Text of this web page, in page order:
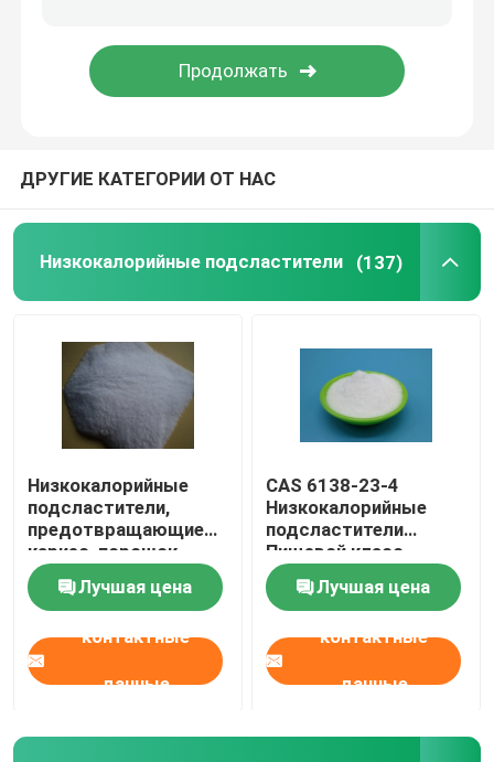
Конкретная примесь
ДРУГИЕ КАТЕГОРИИ ОТ НАС
Низкокалорийные подсластители (137)
Низкокалорийные
подсластители,
предотвращающие
кариес, порошок
мальтитола для
диабетиков
Лучшая цена
контактные
данные
CAS 6138-23-4
Низкокалорийные
подсластители
Пищевой класс
Трехалоза в пищевых
продуктахЛучшая цена
контактные
данные